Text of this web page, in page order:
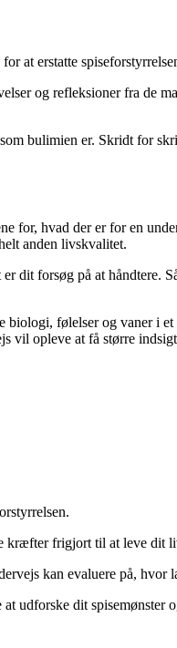
at erstatte
og refleksioner fra de
bulimien er. Skridt for
hvad der er for en
anden livskvalitet.
forsøg på at håndtere.
følelser og vaner i
opleve at få større
kræfter frigjort til at leve dit
kan evaluere på, hvor
udforske dit spisemønster